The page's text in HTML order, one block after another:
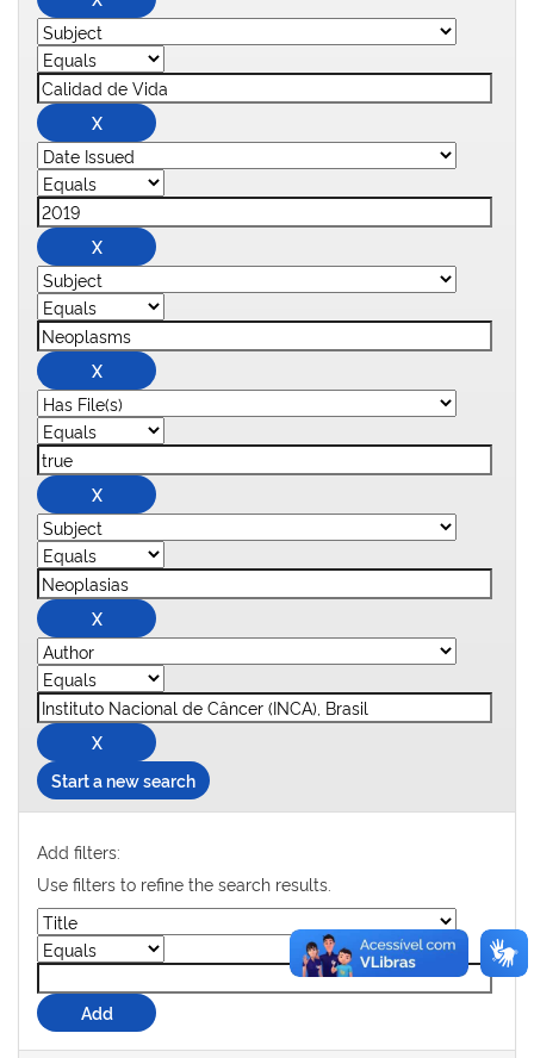
Start a new search
Add filters:
Use filters to refine the search results.